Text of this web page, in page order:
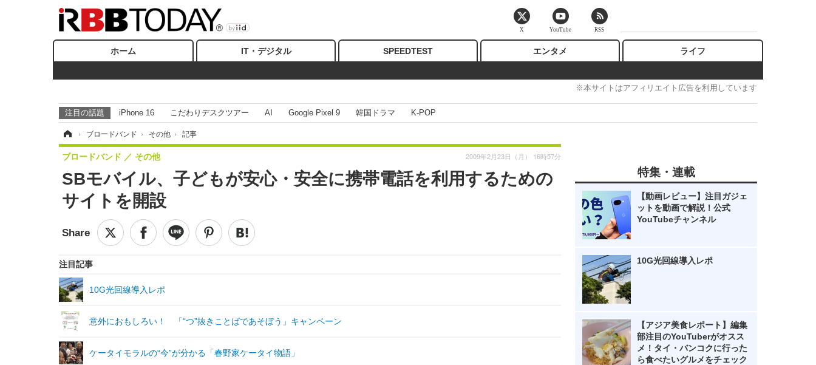
ホーム IT・デジタル SPEEDTEST エンタメ ライフ
※本サイトはアフィリエイト広告を利用しています
注目の話題 iPhone 16 こだわりデスクツアー AI Google Pixel 9 韓国ドラマ K-POP
› ブロードバンド › その他 › 記事
SBモバイル、子どもが安心・安全に携帯電話を利用するための
サイトを開設
ブロードバンド その他 2009年2月23日（月） 16時57分
注目記事
10G光回線導入レポ
意外におもしろい！ 「“つ”抜きことばであそぼう」キャンペーン
ケータイモラルの“今”が分かる「春野家ケータイ物語」
特集・連載
【動画レビュー】注目ガジェ
ットを動画で解説！公式
YouTubeチャンネル
10G光回線導入レポ
【アジア美食レポート】編集
部注目のYouTuberがオスス
メ！タイ・バンコクに行った
ら食べたいグルメをチェック
X YouTube RSS